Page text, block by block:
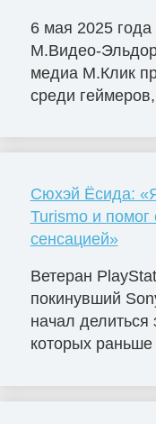
6 мая 2025
М.Видео-
медиа М.Клик
среди
Сюхэй Ёсида:
Turismo и помог
сенсацией»
Ветеран
покинувший
начал
которых